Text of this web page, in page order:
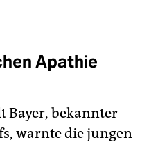
Apathie
Bayer, bekannter
warnte die jungen